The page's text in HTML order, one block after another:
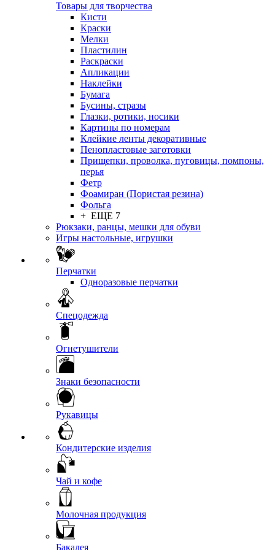
Товары для творчества
Кисти
Краски
Мелки
Пластилин
Раскраски
Апликации
Наклейки
Бумага
Бусины, стразы
Глазки, ротики, носики
Картины по номерам
Клейкие ленты декоративные
Пенопластовые заготовки
Прищепки, проволка, пуговицы, помпоны,
перья
Фетр
Фоамиран (Пористая резина)
Фольга
+ ЕЩЕ 7
Рюкзаки, ранцы, мешки для обуви
Игры настольные, игрушки
Перчатки
Одноразовые перчатки
Спецодежда
Огнетушители
Знаки безопасности
Рукавицы
Кондитерские изделия
Чай и кофе
Молочная продукция
Бакалея